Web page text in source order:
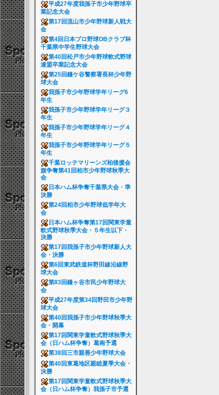
平成27年度我孫子市少年野球卒
業記念大会
第17回流山市少年野球新人戦大
会
第4回日本プロ野球OBクラブ杯
千葉県中学生野球大会
第40回松戸市少年野球軟式野球
連盟卒業記念大会
第25回鎌ケ谷警察署長杯少年野
球大会
我孫子市少年野球学年リーグ6
年生
我孫子市少年野球学年リーグ３
年生
我孫子市少年野球学年リーグ４
年生
我孫子市少年野球学年リーグ５
年生
千葉ロッテマリーンズ柏後援会
旗争奪第41回柏市少年野球秋季大
会
日本ハム杯争奪千葉県大会・準
決勝
第24回柏市少年野球低学年大
会
日本ハム杯争奪第17回関東学童
軟式野球秋季大会・５年生以下・
決勝
第17回我孫子市少年野球新人大
会・決勝
第6回東武鉄道杯野田線沿線野
球大会
第83回鎌ヶ谷市民少年野球大
会
平成27年度第34回野田市少年野
球大会
第40回我孫子市少年野球秋季大
会・開幕
第17回関東学童軟式野球秋季大
会（日ハム杯争奪）葛南予選
第38回三市親善少年野球大会
第40回東葛地区親睦夏季大会・
決勝
第17回関東学童軟式野球秋季大
会（日ハム杯争奪）我孫子市予選